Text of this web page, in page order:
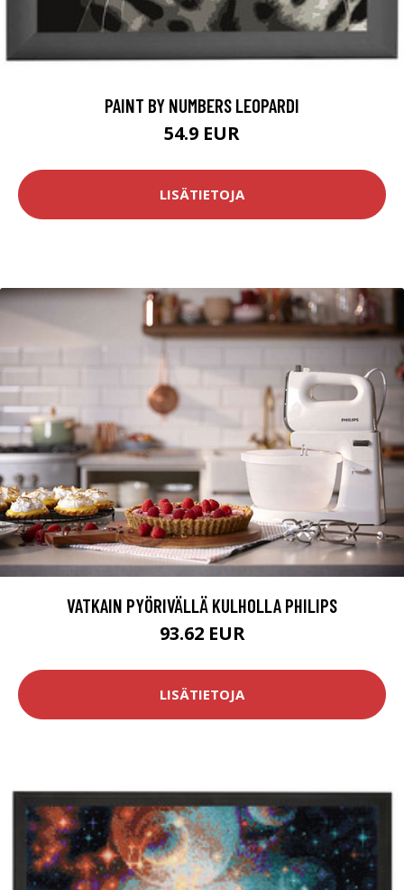
PAINT BY NUMBERS LEOPARDI
54.9 EUR
LISÄTIETOJA
VATKAIN PYÖRIVÄLLÄ KULHOLLA PHILIPS
93.62 EUR
LISÄTIETOJA